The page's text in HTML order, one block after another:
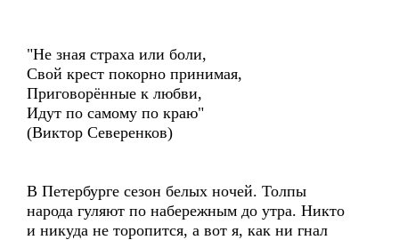
"Не зная страха или боли,
Свой крест покорно принимая,
Приговорённые к любви,
Идут по самому по краю"
(Виктор Северенков)
В Петербурге сезон белых ночей. Толпы
народа гуляют по набережным до утра. Никто
и никуда не торопится, а вот я, как ни гнал